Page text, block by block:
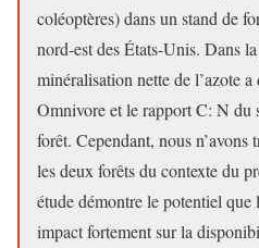
coléoptères) dans un stand de
nord-est des États-Unis. Dans
minéralisation nette de l’azote
Omnivore et le rapport C: N du
forêt. Cependant, nous n’avons
les deux forêts du contexte du
étude démontre le potentiel que
impact fortement sur la